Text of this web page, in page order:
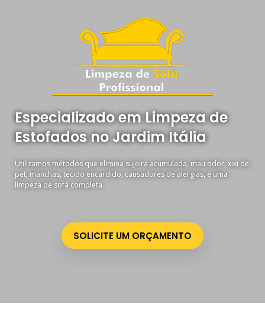
Especializado em Limpeza de
Estofados no Jardim Itália
Utilizamos métodos que elimina sujeira acumulada, mau odor, xixi de
pet, manchas, tecido encardido, causadores de alergias, é uma
limpeza de sofá completa.
SOLICITE UM ORÇAMENTO